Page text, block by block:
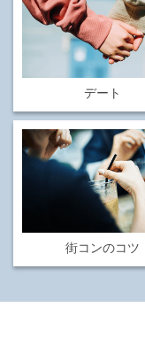
デート
街コンのコツ